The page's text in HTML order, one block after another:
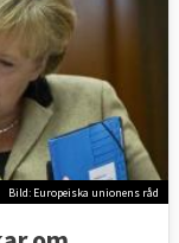
Bild: Europeiska unionens råd